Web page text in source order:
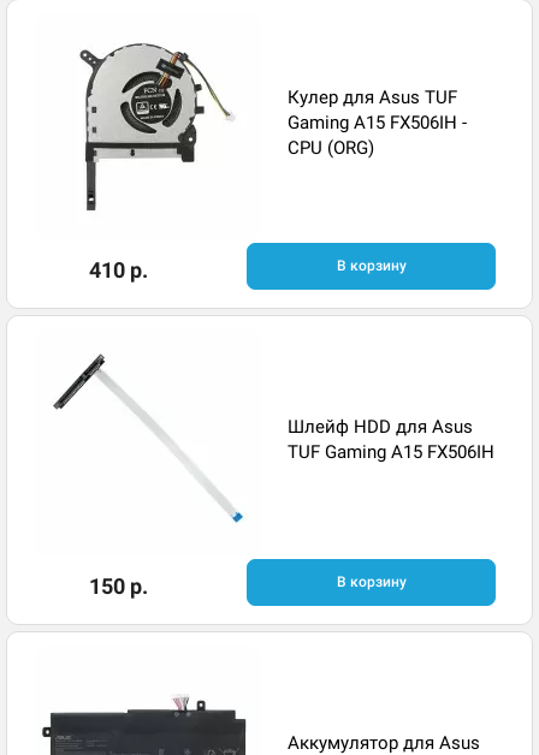
Кулер для Asus TUF
Gaming A15 FX506IH -
CPU (ORG)
410 р. В корзину
Шлейф HDD для Asus
TUF Gaming A15 FX506IH
150 р. В корзину
Аккумулятор для Asus